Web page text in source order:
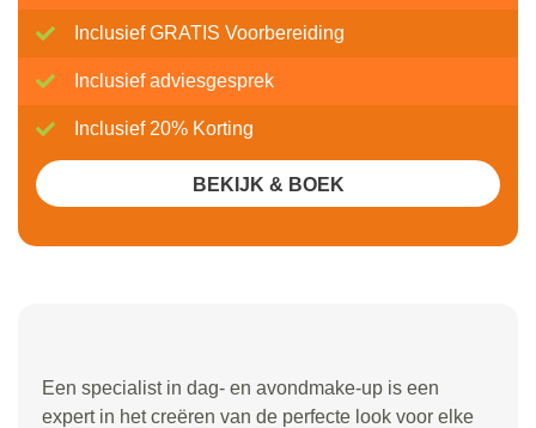
Een specialist in dag- en avondmake-up is een
expert in het creëren van de perfecte look voor elke
Inclusief GRATIS Voorbereiding
Inclusief adviesgesprek
Inclusief 20% Korting
BEKIJK & BOEK